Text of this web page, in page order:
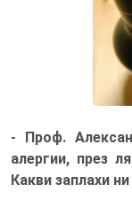
- Проф.
алергии, през
Какви заплахи